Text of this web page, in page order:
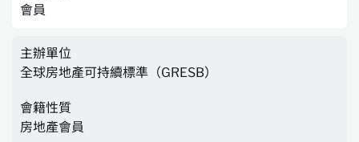
會員
主辦單位
全球房地產可持續標準（GRESB）
會籍性質
房地產會員